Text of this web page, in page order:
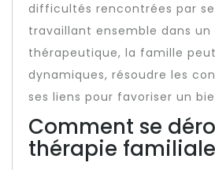
difficultés rencontrées par
travaillant ensemble dans un
thérapeutique, la famille
dynamiques, résoudre les
ses liens pour favoriser un
Comment se
thérapie